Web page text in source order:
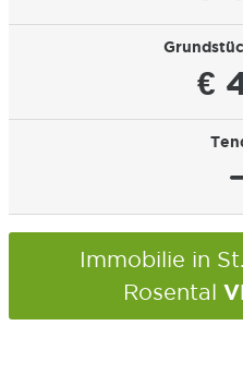
€
Immobilie in
Rosental